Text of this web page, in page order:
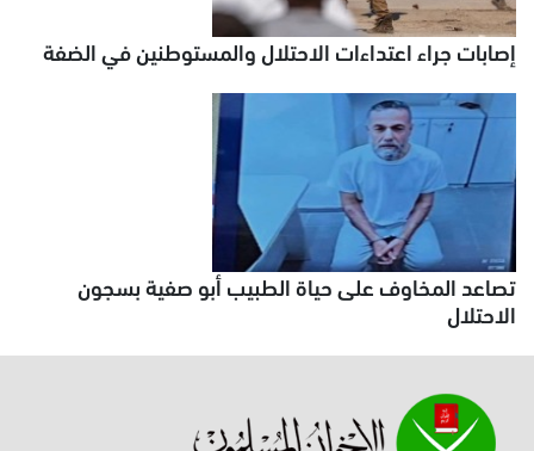
إصابات جراء اعتداءات الاحتلال والمستوطنين في الضفة
تصاعد المخاوف على حياة الطبيب أبو صفية بسجون
الاحتلال